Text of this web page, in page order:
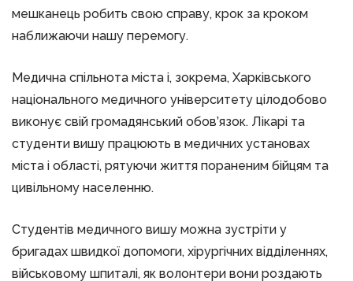
мешканець робить свою справу, крок за кроком
наближаючи нашу перемогу.
Медична спільнота міста і, зокрема, Харківського
національного медичного університету цілодобово
виконує свій громадянський обов’язок. Лікарі та
студенти вишу працюють в медичних установах
міста і області, рятуючи життя пораненим бійцям та
цивільному населенню.
Студентів медичного вишу можна зустріти у
бригадах швидкої допомоги, хірургічних відділеннях,
військовому шпиталі, як волонтери вони роздають